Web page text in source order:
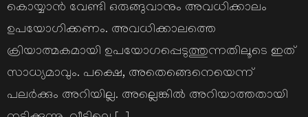
കൊയ്യാന്‍ വേണ്ടി ഒരുങ്ങുവാനും അവധിക്കാലം
ഉപയോഗിക്കണം. അവധിക്കാലത്തെ
ക്രിയാത്മകമായി ഉപയോഗപ്പെടുത്തുന്നതിലൂടെ ഇത്
സാധ്യമാവും. പക്ഷെ, അതെങ്ങെനെയെന്ന്
പലര്‍ക്കും അറിയില്ല. അല്ലെങ്കില്‍ അറിയാത്തതായി